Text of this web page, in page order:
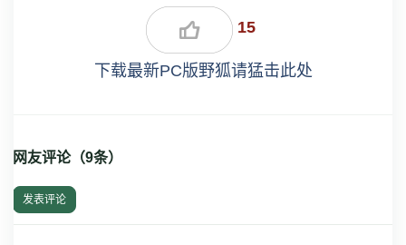
15
下载最新PC版野狐请猛击此处
网友评论（9条）
发表评论